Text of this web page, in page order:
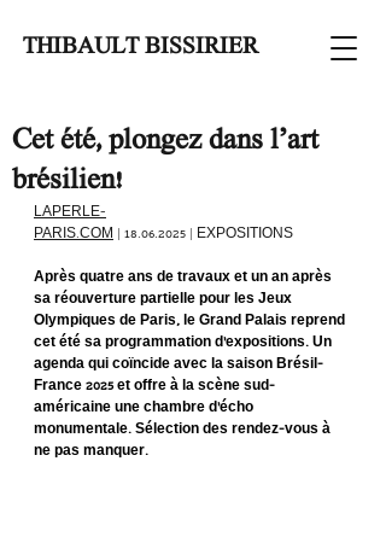
THIBAULT BISSIRIER
Cet été, plongez dans l’art
brésilien!
LAPERLE-
PARIS.COM | 18.06.2025 | EXPOSITIONS
Après quatre ans de travaux et un an après
sa réouverture partielle pour les Jeux
Olympiques de Paris, le Grand Palais reprend
cet été sa programmation d’expositions. Un
agenda qui coïncide avec la saison Brésil-
France 2025 et offre à la scène sud-
américaine une chambre d’écho
monumentale. Sélection des rendez-vous à
ne pas manquer.